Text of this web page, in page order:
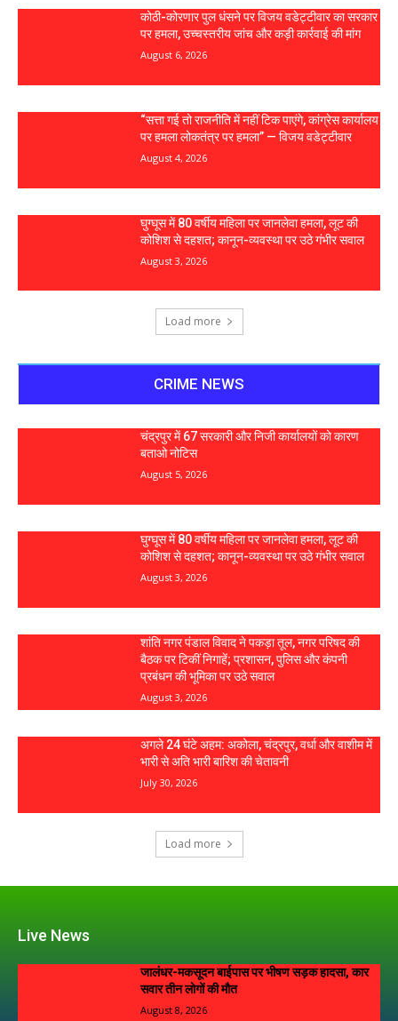
कोठी-कोरणार पुल धंसने पर विजय वडेट्टीवार का सरकार
पर हमला, उच्चस्तरीय जांच और कड़ी कार्रवाई की मांग
August 6, 2026
“सत्ता गई तो राजनीति में नहीं टिक पाएंगे, कांग्रेस कार्यालय
पर हमला लोकतंत्र पर हमला” — विजय वडेट्टीवार
August 4, 2026
घुग्घूस में 80 वर्षीय महिला पर जानलेवा हमला, लूट की
कोशिश से दहशत; कानून-व्यवस्था पर उठे गंभीर सवाल
August 3, 2026
Load more
CRIME NEWS
चंद्रपुर में 67 सरकारी और निजी कार्यालयों को कारण
बताओ नोटिस
August 5, 2026
घुग्घूस में 80 वर्षीय महिला पर जानलेवा हमला, लूट की
कोशिश से दहशत; कानून-व्यवस्था पर उठे गंभीर सवाल
August 3, 2026
शांति नगर पंडाल विवाद ने पकड़ा तूल, नगर परिषद की
बैठक पर टिकीं निगाहें; प्रशासन, पुलिस और कंपनी
प्रबंधन की भूमिका पर उठे सवाल
August 3, 2026
अगले 24 घंटे अहम: अकोला, चंद्रपुर, वर्धा और वाशीम में
भारी से अति भारी बारिश की चेतावनी
July 30, 2026
Load more
Live News
जालंधर-मकसूदन बाईपास पर भीषण सड़क हादसा, कार
सवार तीन लोगों की मौत
August 8, 2026